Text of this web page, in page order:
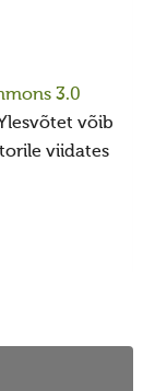
3.0
võib
viidates